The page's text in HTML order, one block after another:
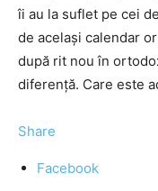
îi au la suflet pe cei
de acelaşi calendar
după rit nou în
diferenţă. Care este
Share
Facebook